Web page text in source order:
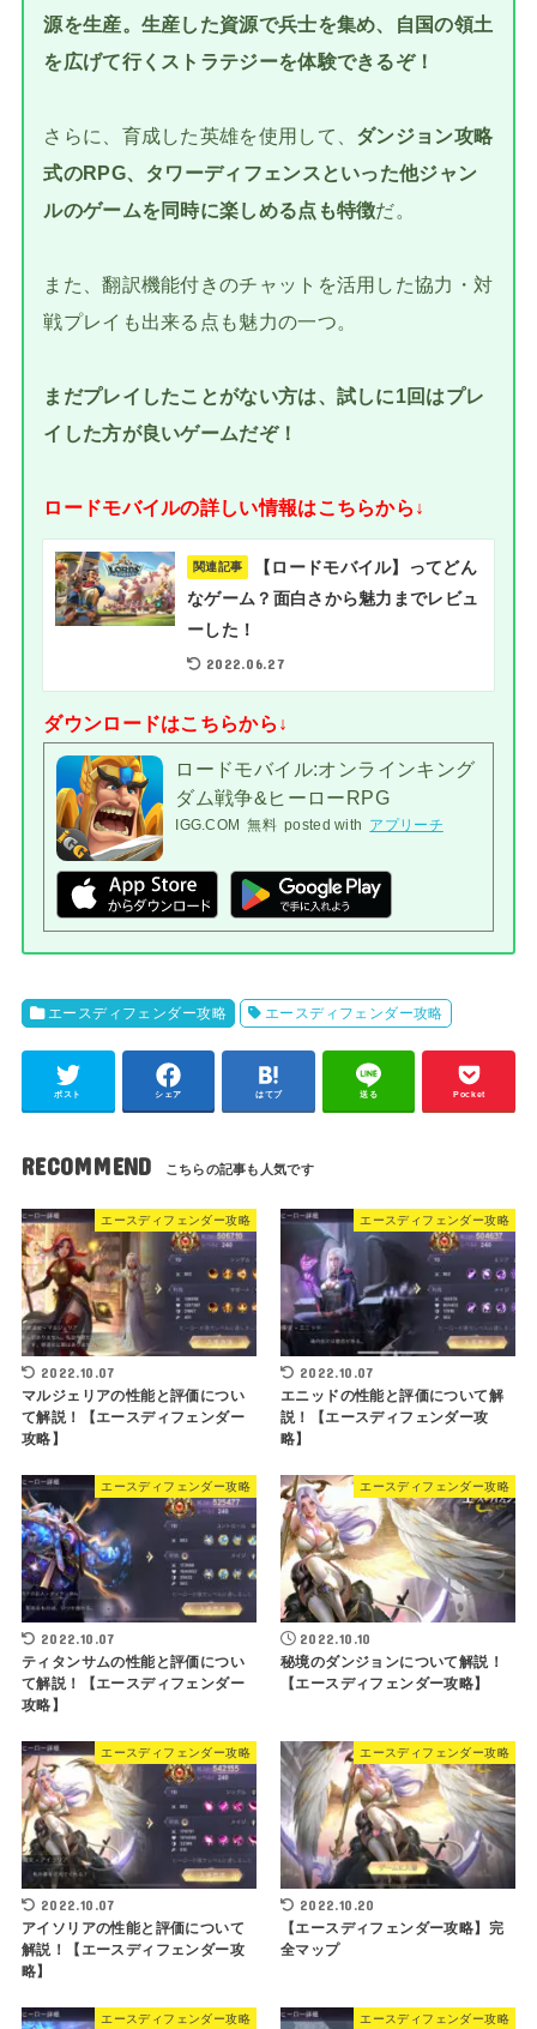
源を生産。生産した資源で兵士を集め、自国の領土
を広げて行くストラテジーを体験できるぞ！
さらに、育成した英雄を使用して、 ダンジョン攻略
式のRPG、タワーディフェンスといった他ジャン
ルのゲームを同時に楽しめる点も特徴だ。
また、翻訳機能付きのチャットを活用した協力・対
戦プレイも出来る点も魅力の一つ。
まだプレイしたことがない方は、試しに1回はプレ
イした方が良いゲームだぞ！
ロードモバイルの詳しい情報はこちらから↓
関連記事
【ロードモバイル】ってどん
なゲーム？面白さから魅力までレビュ
ーした！
2022.06.27
ダウンロードはこちらから↓
ロードモバイル:オンラインキング
ダム戦争&ヒーローRPG
IGG.COM 無料 posted with アプリーチ
エースディフェンダー攻略 エースディフェンダー攻略
ポスト シェア はてブ 送る Pocket
RECOMMEND
エースディフェンダー攻略
2022.10.07
マルジェリアの性能と評価につい
て解説！【エースディフェンダー
攻略】
エースディフェンダー攻略
2022.10.07
エニッドの性能と評価について解
説！【エースディフェンダー攻
略】
エースディフェンダー攻略
2022.10.07
ティタンサムの性能と評価につい
て解説！【エースディフェンダー
攻略】
エースディフェンダー攻略
2022.10.10
秘境のダンジョンについて解説！
【エースディフェンダー攻略】
エースディフェンダー攻略
2022.10.07
アイソリアの性能と評価について
解説！【エースディフェンダー攻
略】
エースディフェンダー攻略
2022.10.20
【エースディフェンダー攻略】完
全マップ
エースディフェンダー攻略 エースディフェンダー攻略